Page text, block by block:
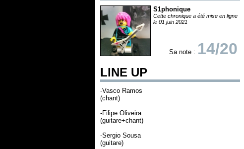
S1phonique
Cette chronique a été mise en ligne
le 01 juin 2021
Sa note : 14/20
LINE UP
-Vasco Ramos
(chant)
-Filipe Oliveira
(guitare+chant)
-Sergio Sousa
(guitare)